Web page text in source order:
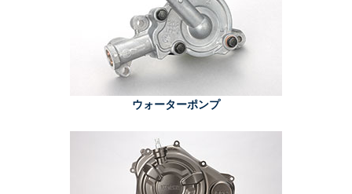
ウォーターポンプ